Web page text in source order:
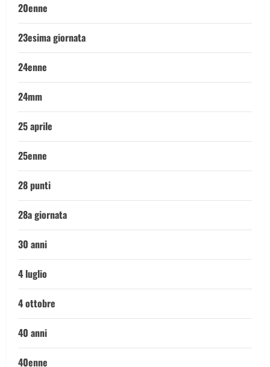
20enne
23esima giornata
24enne
24mm
25 aprile
25enne
28 punti
28a giornata
30 anni
4 luglio
4 ottobre
40 anni
40enne